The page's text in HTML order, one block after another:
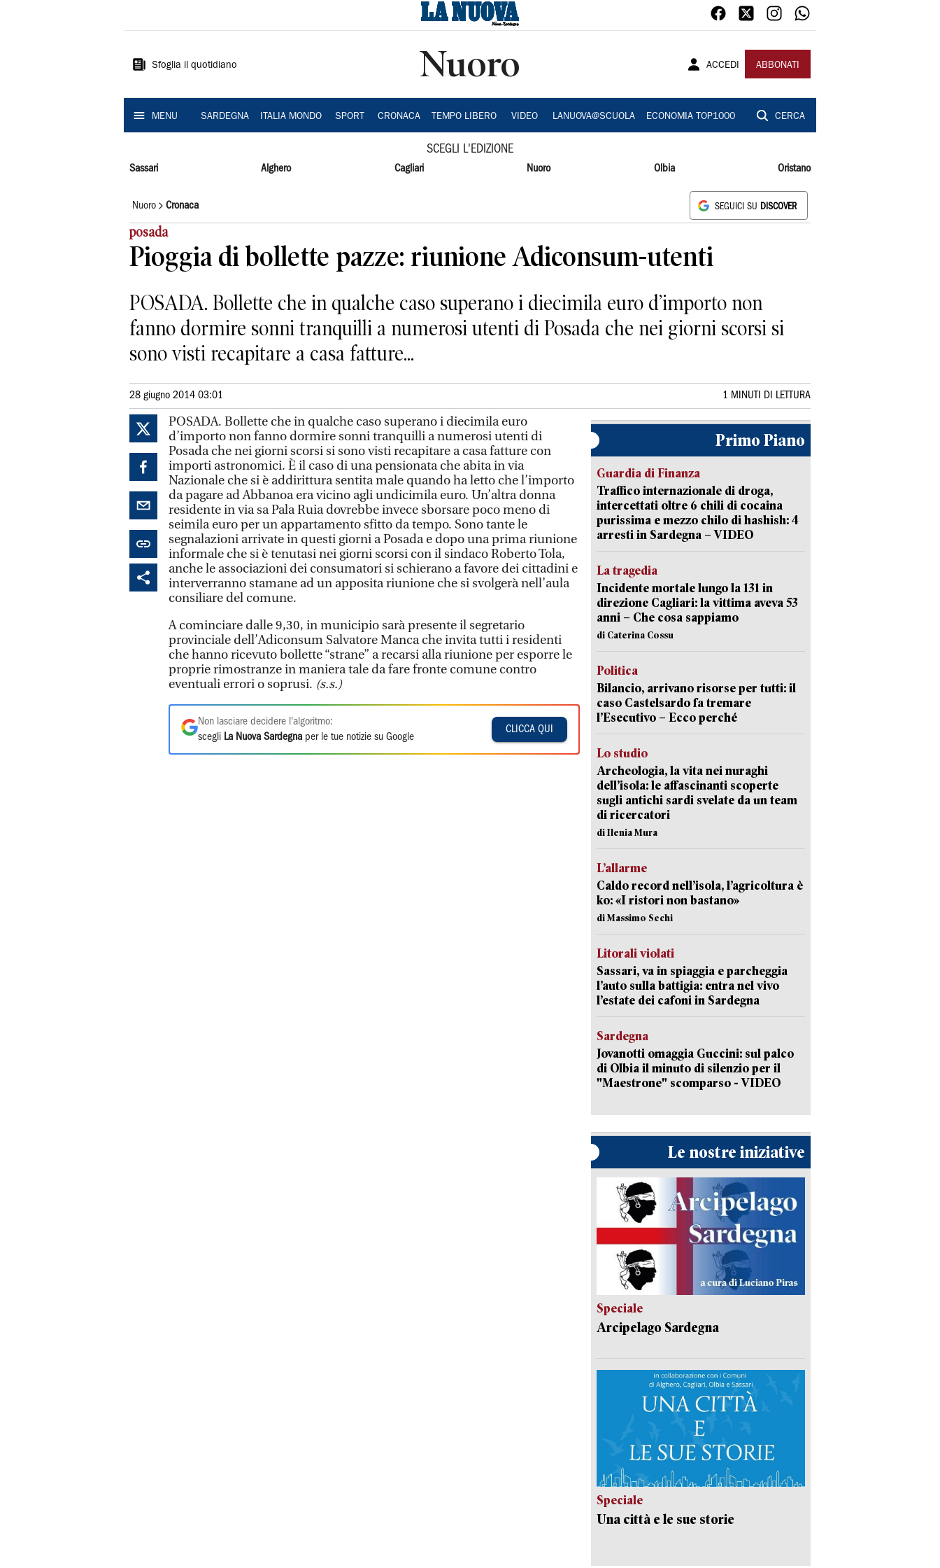
Sardegna
Sfoglia il quotidiano Nuoro ACCEDI ABBONATI
MENU SARDEGNA ITALIA MONDO SPORT CRONACA TEMPO LIBERO VIDEO LANUOVA@SCUOLA ECONOMIA TOP1000 CERCA
SCEGLI L'EDIZIONE
Sassari Alghero Cagliari Nuoro Olbia Oristano
Nuoro Cronaca SEGUICI SU DISCOVER
posada
Pioggia di bollette pazze: riunione Adiconsum-utenti
POSADA. Bollette che in qualche caso superano i diecimila euro d’importo non
fanno dormire sonni tranquilli a numerosi utenti di Posada che nei giorni scorsi si
sono visti recapitare a casa fatture...
28 giugno 2014 03:01 1 MINUTI DI LETTURA
POSADA. Bollette che in qualche caso superano i diecimila euro
d’importo non fanno dormire sonni tranquilli a numerosi utenti di
Posada che nei giorni scorsi si sono visti recapitare a casa fatture con
importi astronomici. È il caso di una pensionata che abita in via
Nazionale che si è addirittura sentita male quando ha letto che l’importo
da pagare ad Abbanoa era vicino agli undicimila euro. Un’altra donna
residente in via sa Pala Ruia dovrebbe invece sborsare poco meno di
seimila euro per un appartamento sfitto da tempo. Sono tante le
segnalazioni arrivate in questi giorni a Posada e dopo una prima riunione
informale che si è tenutasi nei giorni scorsi con il sindaco Roberto Tola,
anche le associazioni dei consumatori si schierano a favore dei cittadini e
interverranno stamane ad un apposita riunione che si svolgerà nell’aula
consiliare del comune.
A cominciare dalle 9,30, in municipio sarà presente il segretario
provinciale dell’Adiconsum Salvatore Manca che invita tutti i residenti
che hanno ricevuto bollette “strane” a recarsi alla riunione per esporre le
proprie rimostranze in maniera tale da fare fronte comune contro
eventuali errori o soprusi. (s.s.)
Non lasciare decidere l'algoritmo:
scegli La Nuova Sardegna per le tue notizie su Google
CLICCA QUI
Primo Piano
Guardia di Finanza
Traffico internazionale di droga,
intercettati oltre 6 chili di cocaina
purissima e mezzo chilo di hashish: 4
arresti in Sardegna – VIDEO
La tragedia
Incidente mortale lungo la 131 in
direzione Cagliari: la vittima aveva 53
anni – Che cosa sappiamo
di Caterina Cossu
Politica
Bilancio, arrivano risorse per tutti: il
caso Castelsardo fa tremare
l’Esecutivo – Ecco perché
Lo studio
Archeologia, la vita nei nuraghi
dell’isola: le affascinanti scoperte
sugli antichi sardi svelate da un team
di ricercatori
di Ilenia Mura
L’allarme
Caldo record nell’isola, l’agricoltura è
ko: «I ristori non bastano»
di Massimo Sechi
Litorali violati
Sassari, va in spiaggia e parcheggia
l’auto sulla battigia: entra nel vivo
l’estate dei cafoni in Sardegna
Sardegna
Jovanotti omaggia Guccini: sul palco
di Olbia il minuto di silenzio per il
"Maestrone" scomparso - VIDEO
Le nostre iniziative
Speciale
Arcipelago Sardegna
Speciale
Una città e le sue storie